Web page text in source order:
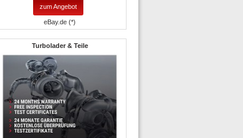
zum Angebot
eBay.de (*)
Turbolader & Teile